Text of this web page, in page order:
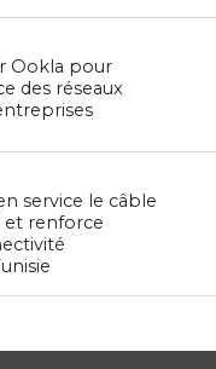
Ookla pour
des réseaux
service le câble
et renforce